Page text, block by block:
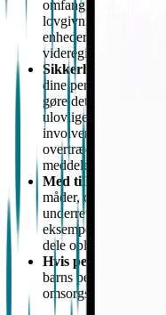
omfang, det er tilladt
lovgivning. Dette
enheder og
videregivelser, som
Sikkerhed og
dine personlige data,
gøre det for at
ulovlige aktiviteter,
involverer potentielle
overtrædelser af vores
meddelelse, eller
Med tilladelse
. Vi
måder, der ikke er
underrette dig og om
eksempel, hvis du
dele oplysninger med
Hvis
barns
omsorgspersoner